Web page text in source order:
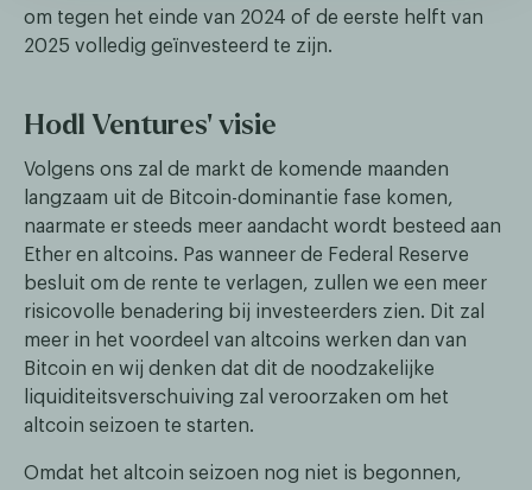
om tegen het einde van 2024 of de eerste helft van
2025 volledig geïnvesteerd te zijn.
Hodl Ventures' visie
Volgens ons zal de markt de komende maanden
langzaam uit de Bitcoin-dominantie fase komen,
naarmate er steeds meer aandacht wordt besteed aan
Ether en altcoins. Pas wanneer de Federal Reserve
besluit om de rente te verlagen, zullen we een meer
risicovolle benadering bij investeerders zien. Dit zal
meer in het voordeel van altcoins werken dan van
Bitcoin en wij denken dat dit de noodzakelijke
liquiditeitsverschuiving zal veroorzaken om het
altcoin seizoen te starten.
Omdat het altcoin seizoen nog niet is begonnen,